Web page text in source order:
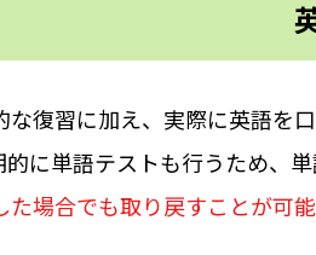
復習に加え、実際に英語を
的に単語テストも行うため、
た場合でも取り戻すことが可能